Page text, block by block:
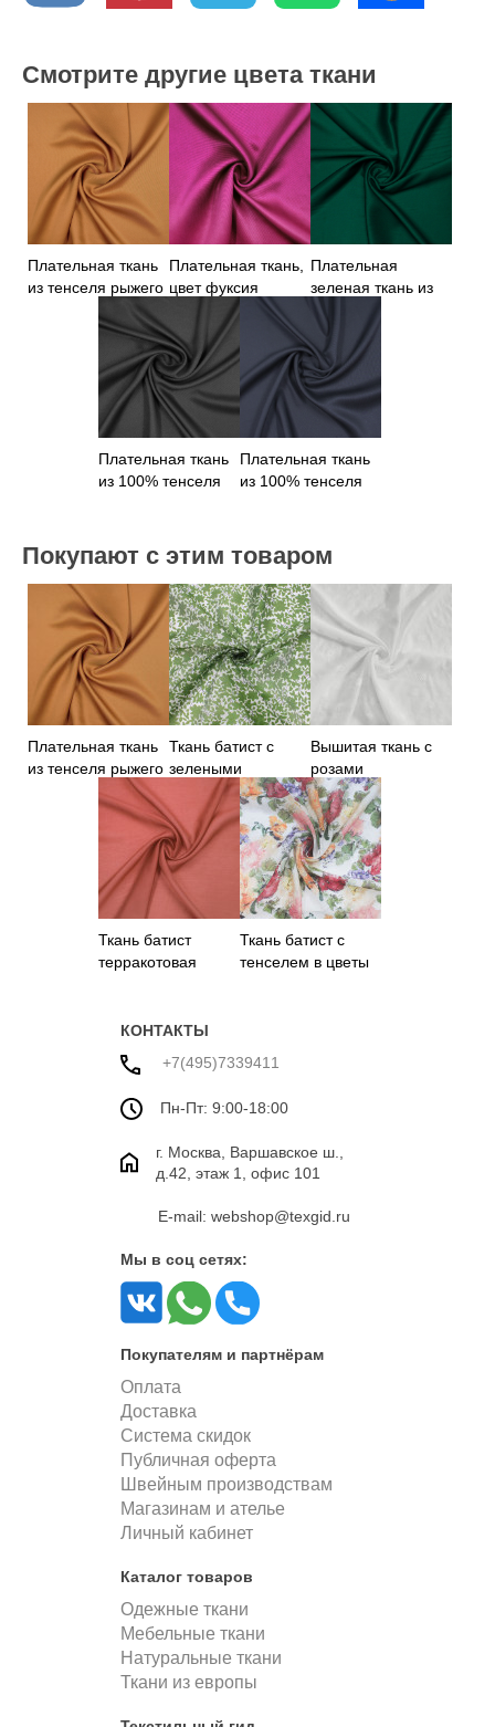
Смотрите другие цвета ткани
Плательная ткань
из тенселя рыжего
Плательная ткань,
цвет фуксия
Плательная
зеленая ткань из
100% тенселя
Плательная ткань
из 100% тенселя
Плательная ткань
из 100% тенселя
Покупают с этим товаром
Плательная ткань
из тенселя рыжего
Ткань батист с
зелеными
листьями
Вышитая ткань с
розами
Ткань батист
терракотовая
Ткань батист с
тенселем в цветы
КОНТАКТЫ
+7(495)7339411
Пн-Пт: 9:00-18:00
г. Москва, Варшавское ш.,
д.42, этаж 1, офис 101
E-mail: webshop@texgid.ru
Мы в соц сетях:
Покупателям и партнёрам
Оплата
Доставка
Система скидок
Публичная оферта
Швейным производствам
Магазинам и ателье
Личный кабинет
Каталог товаров
Одежные ткани
Мебельные ткани
Натуральные ткани
Ткани из европы